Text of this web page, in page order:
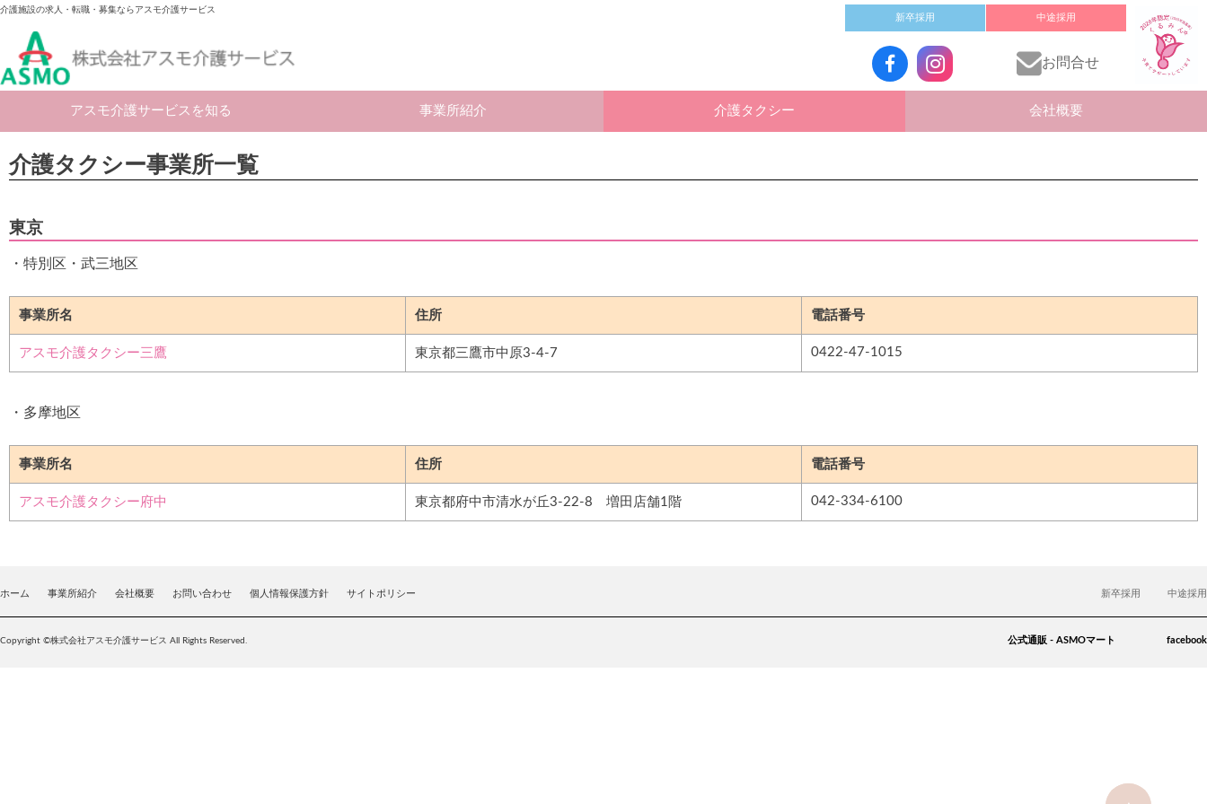
介護施設の求人・転職・募集ならアスモ介護サービス
新卒採用 中途採用
お問合せ
アスモ介護サービスを知る 事業所紹介 介護タクシー 会社概要
介護タクシー事業所一覧
東京
・特別区・武三地区
事業所名 住所 電話番号
アスモ介護タクシー三鷹 東京都三鷹市中原3-4-7 0422-47-1015
・多摩地区
事業所名 住所 電話番号
アスモ介護タクシー府中 東京都府中市清水が丘3-22-8 増田店舗1階 042-334-6100
ホーム 事業所紹介 会社概要 お問い合わせ 個人情報保護方針 サイトポリシー 新卒採用 中途採用
Copyright ©株式会社アスモ介護サービス All Rights Reserved. 公式通販 - ASMOマート facebook